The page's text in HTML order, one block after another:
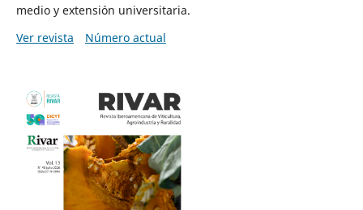
medio y extensión universitaria.
Ver revista
Número actual